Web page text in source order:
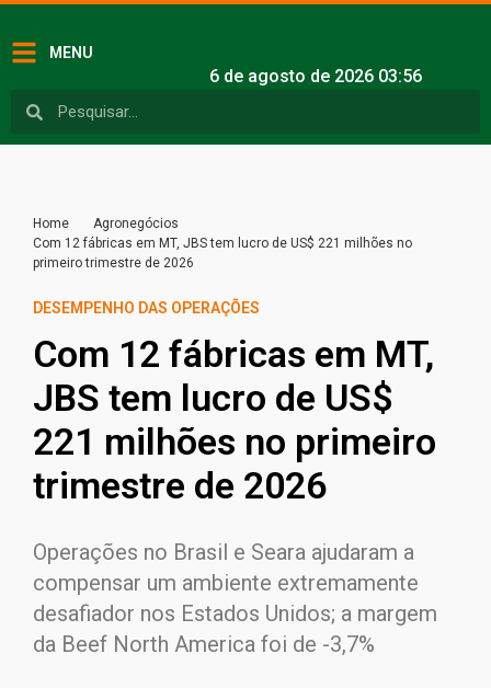
MENU
6 de agosto de 2026 03:56
Home
Agronegócios
Com 12 fábricas em MT, JBS tem lucro de US$ 221 milhões no
primeiro trimestre de 2026
DESEMPENHO DAS OPERAÇÕES
Com 12 fábricas em MT,
JBS tem lucro de US$
221 milhões no primeiro
trimestre de 2026
Operações no Brasil e Seara ajudaram a
compensar um ambiente extremamente
desafiador nos Estados Unidos; a margem
da Beef North America foi de -3,7%